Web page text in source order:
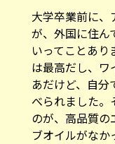
大学卒業前に、
が、外国に住ん
いってことあり
は最高だし、ワ
あだけど、自分
べられました。
のが、高品質の
ブオイルがなか